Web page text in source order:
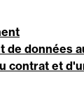
de données
contrat et